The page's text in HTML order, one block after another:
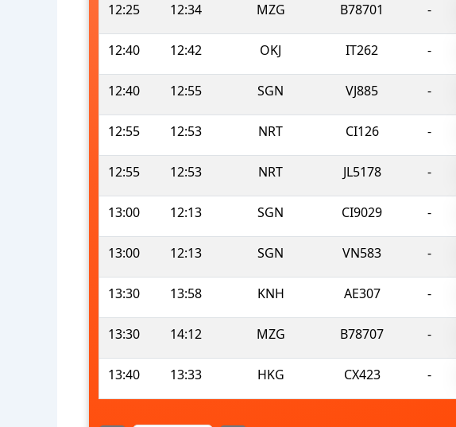
12:25
12:34 MZG B78701 -
12:40 12:42 OKJ IT262 -
12:40 12:55 SGN VJ885 -
12:55 12:53 NRT CI126 -
12:55 12:53 NRT JL5178 -
13:00 12:13 SGN CI9029 -
13:00 12:13 SGN VN583 -
13:30 13:58 KNH AE307 -
13:30 14:12 MZG B78707 -
13:40 13:33 HKG CX423 -